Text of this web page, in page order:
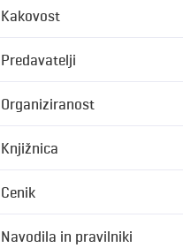
Kakovost
Predavatelji
Organiziranost
Knjižnica
Cenik
Navodila in pravilniki